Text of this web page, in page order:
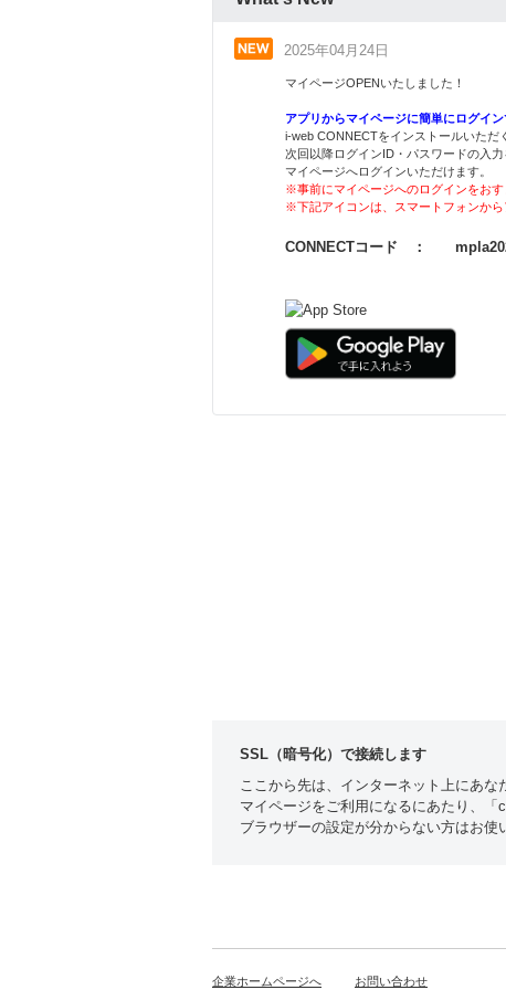
2025年04月24日
マイページOPENいたしました！
アプリからマイページに簡単にログイン
i-web CONNECTをインストールいただ
次回以降ログインID・パスワードの入力
マイページへログインいただけます。
※事前にマイページへのログインをおす
※下記アイコンは、スマートフォンから
CONNECTコード ：
SSL（暗号化）で接続します
ここから先は、インターネット上にあな
マイページをご利用になるにあたり、「
ブラウザーの設定が分からない方はお使
企業ホームページへ お問い合わせ